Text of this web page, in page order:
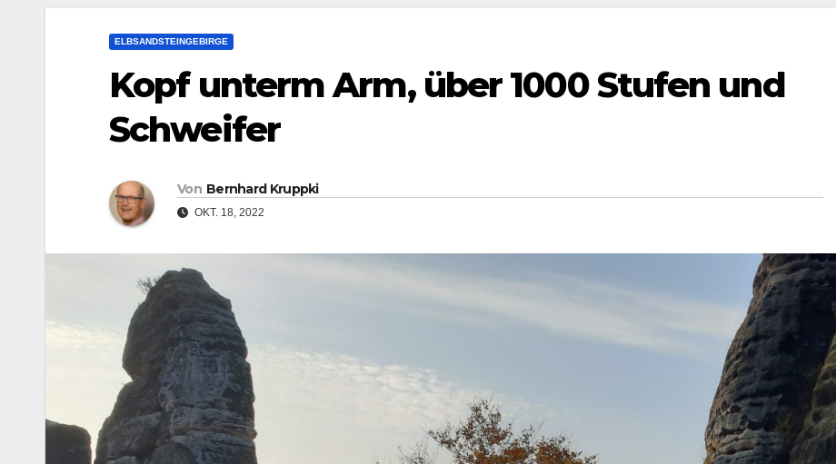
ELBSANDSTEINGEBIRGE
Kopf unterm Arm, über 1000 Stufen und
Schweifer
Von Bernhard Kruppki
OKT. 18, 2022